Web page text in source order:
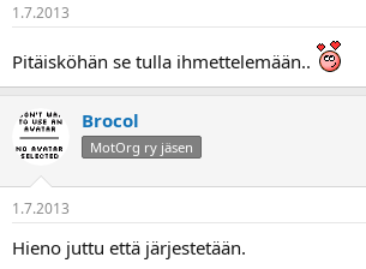
1.7.2013
Pitäisköhän se tulla ihmettelemään..
Brocol
MotOrg ry jäsen
1.7.2013
Hieno juttu että järjestetään.